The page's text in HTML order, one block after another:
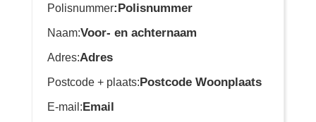
Polisnummer:Polisnummer
Naam:Voor- en achternaam
Adres:Adres
Postcode + plaats:Postcode Woonplaats
E-mail:Email